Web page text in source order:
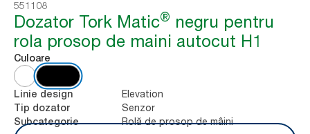
551108
Dozator Tork Matic® negru pentru
rola prosop de maini autocut H1
Culoare
Linie design Elevation
Tip dozator Senzor
Subcategorie
Rolă de prosop de mâini